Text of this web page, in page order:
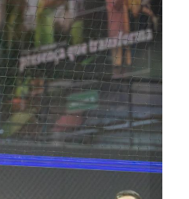
uma das